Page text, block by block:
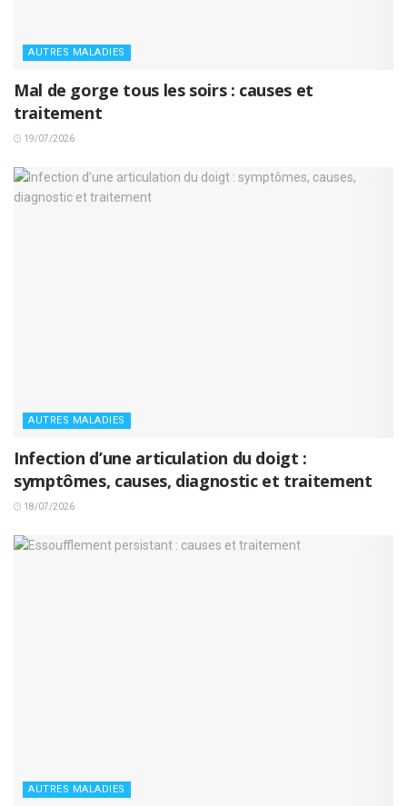
AUTRES MALADIES
Mal de gorge tous les soirs : causes et
traitement
19/07/2026
AUTRES MALADIES
Infection d’une articulation du doigt :
symptômes, causes, diagnostic et traitement
18/07/2026
AUTRES MALADIES